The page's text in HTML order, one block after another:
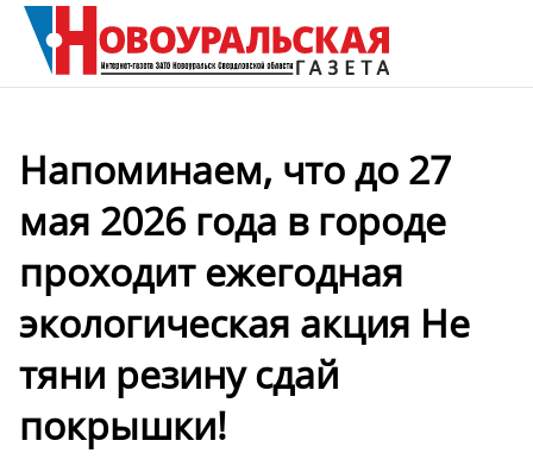
Напоминаем, что до 27
мая 2026 года в городе
проходит ежегодная
экологическая акция Не
тяни резину сдай
покрышки!